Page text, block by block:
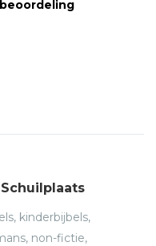
kinderbijbels,
non-fictie,